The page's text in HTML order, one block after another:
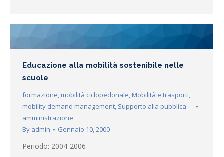
Educazione alla mobilità sostenibile nelle
scuole
formazione, mobilità ciclopedonale, Mobilità e trasporti,
mobility demand management, Supporto alla pubblica
amministrazione
By admin Gennaio 10, 2000
Periodo: 2004-2006